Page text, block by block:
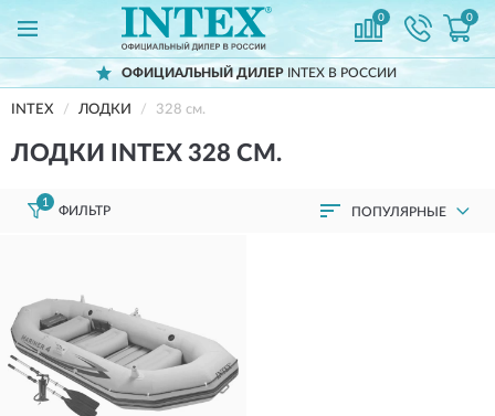
0 0
ОФИЦИАЛЬНЫЙ ДИЛЕР INTEX В РОССИИ
INTEX ЛОДКИ 328 см.
ЛОДКИ INTEX 328 СМ.
1
ФИЛЬТР ПОПУЛЯРНЫЕ